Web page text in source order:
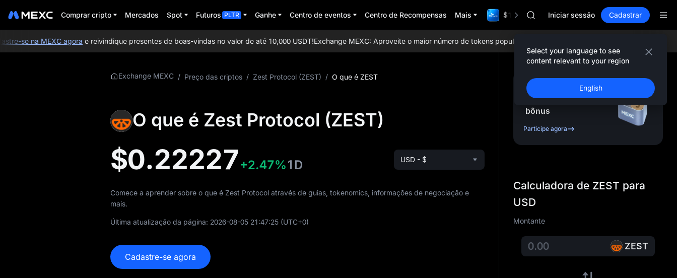
Comprar cripto Mercados Spot Futuros PLTR Ganhe Centro de eventos Centro de Recompensas Mais $1,000,000 TradFi Gala
BLESS
SHOP
LLY
HEI
Iniciar sessão Cadastrar
Select your language to see
content relevant to your region
English
se na MEXC agorae reivindique presentes de boas-vindas no valor de até 10,000 USDT!Exchange MEXC: Aproveite o maior número de tokens populares, airdrops diários, as menores taxas de
Exchange MEXC / Preço das criptos / Zest Protocol (ZEST) / O que é ZEST
O que é Zest Protocol (ZEST)
$0.22227+2.47%1D USD - $
Comece a aprender sobre o que é Zest Protocol através de guias, tokenomics, informações de negociação e
mais.
Última atualização da página: 2026-08-05 21:47:25 (UTC+0)
Cadastre-se agora
Cadastre-se e receba
até 10,000USDT em
bônus
Participe agora
Calculadora de ZEST para
USD
Montante
ZEST